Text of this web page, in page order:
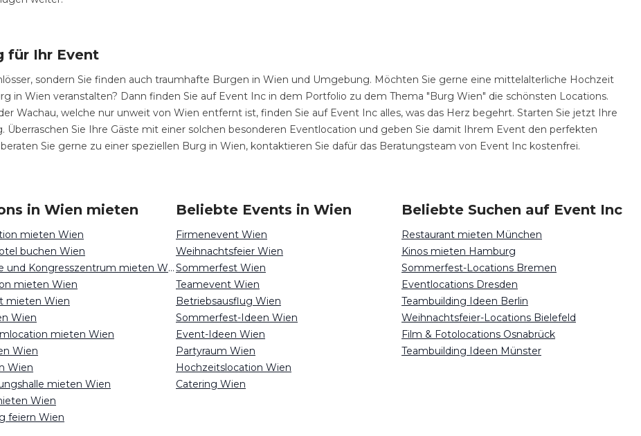
für Ihr Event
sondern Sie finden auch traumhafte Burgen in Wien und Umgebung. Möchten Sie gerne eine mittelalterliche Hochzeit
in Wien veranstalten? Dann finden Sie auf Event Inc in dem Portfolio zu dem Thema "Burg Wien" die schönsten Locations.
Wachau, welche nur unweit von Wien entfernt ist, finden Sie auf Event Inc alles, was das Herz begehrt. Starten Sie jetzt Ihre
Sie Ihre Gäste mit einer solchen besonderen Eventlocation und geben Sie damit Ihrem Event den perfekten
Sie gerne zu einer speziellen Burg in Wien, kontaktieren Sie dafür das Beratungsteam von Event Inc kostenfrei.
in Wien mieten
mieten Wien
buchen Wien
Messehalle und Kongresszentrum mieten Wien
mieten Wien
mieten Wien
Wien
mieten Wien
Wien
Wien
mieten Wien
Wien
feiern Wien
Beliebte Events in Wien
Firmenevent Wien
Weihnachtsfeier Wien
Sommerfest Wien
Teamevent Wien
Betriebsausflug Wien
Sommerfest-Ideen Wien
Event-Ideen Wien
Partyraum Wien
Hochzeitslocation Wien
Catering Wien
Beliebte Suchen auf Event Inc
Restaurant mieten München
Kinos mieten Hamburg
Sommerfest-Locations Bremen
Eventlocations Dresden
Teambuilding Ideen Berlin
Weihnachtsfeier-Locations Bielefeld
Film & Fotolocations Osnabrück
Teambuilding Ideen Münster